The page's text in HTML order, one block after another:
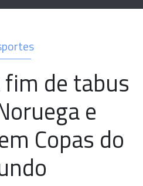
de tabus
e
Copas do